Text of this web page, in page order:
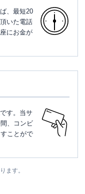
、最短20
いた電話
にお金が
す。当サ
、コンビ
ことがで
ます。